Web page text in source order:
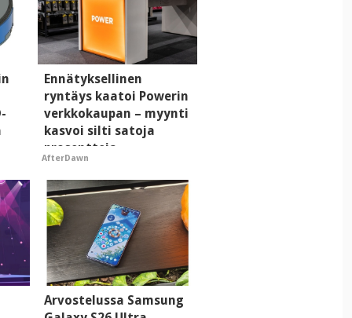
Ennätyksellinen
ryntäys kaatoi Powerin
verkkokaupan – myynti
kasvoi silti satoja
prosentteja
AfterDawn
Arvostelussa Samsung